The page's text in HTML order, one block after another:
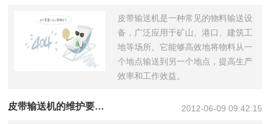
皮带输送机是一种常见的物料输送设
备，广泛应用于矿山、港口、建筑工
地等场所。它能够高效地将物料从一
个地点输送到另一个地点，提高生产
效率和工作效益。
皮带输送机的维护要注意什么？ 2012-06-09 09:42:15